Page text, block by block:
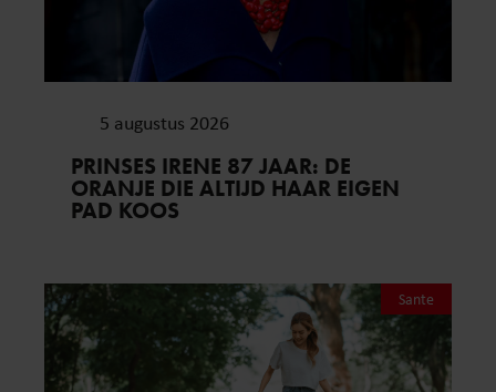
5 augustus 2026
PRINSES IRENE 87 JAAR: DE
ORANJE DIE ALTIJD HAAR EIGEN
PAD KOOS
Sante